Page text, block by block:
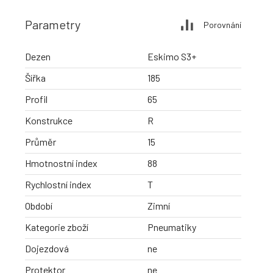
Parametry Porovnání
Dezen
Eskimo S3+
Šířka
185
Profil
65
Konstrukce
R
Průměr
15
Hmotnostní index
88
Rychlostní index
T
Období
Zimní
Kategorie zboží
Pneumatiky
Dojezdová
ne
Protektor
ne